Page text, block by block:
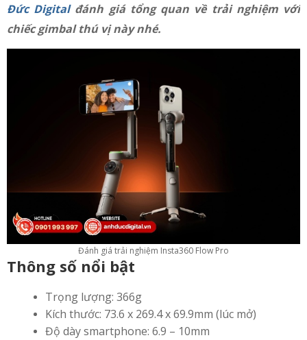
Đức Digitalđánh giá tổng quan về trải nghiệm với
chiếc gimbal thú vị này nhé.
Đánh giá trải nghiệm Insta360 Flow Pro
Thông số nổi bật
Trọng lượng: 366g
Kích thước: 73.6 x 269.4 x 69.9mm (lúc mở)
Độ dày smartphone: 6.9 – 10mm